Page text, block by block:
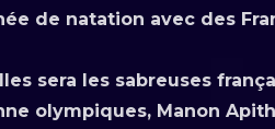
de natation avec des
sera les sabreuses
olympiques, Manon